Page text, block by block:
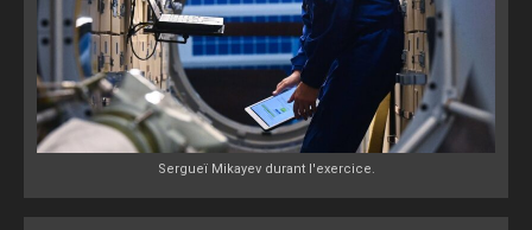
Sergueï Mikayev durant l'exercice.